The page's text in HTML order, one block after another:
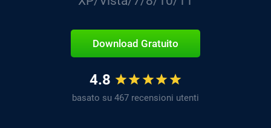
Download Gratuito
4.8
basato su 467 recensioni utenti